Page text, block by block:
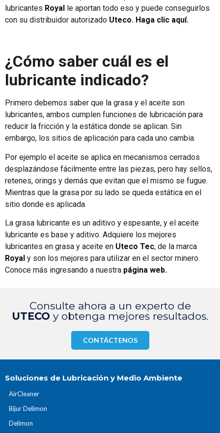
lubricantes Royal
le aportan todo eso y puede conseguirlos
con su distribuidor autorizado Uteco. Haga clic aquí.
¿Cómo saber cuál es el
lubricante indicado?
Primero debemos saber que la grasa y el aceite son
lubricantes, ambos cumplen funciones de lubricación para
reducir la fricción y la estática donde se aplican. Sin
embargo, los sitios de aplicación para cada uno cambia.
Por ejemplo el aceite se aplica en mecanismos cerrados
desplazándose fácilmente entre las piezas, pero hay sellos,
retenes, orings y demás que evitan que el mismo se fugue.
Mientras que la grasa por su lado se queda estática en el
sitio donde es aplicada.
La grasa lubricante es un aditivo y espesante, y el aceite
lubricante es base y aditivo. Adquiere los mejores
lubricantes en grasa y aceite en Uteco Tec, de la marca
Royal y son los mejores para utilizar en el sector minero.
Conoce más ingresando a nuestra página web.
Consulte ahora a un experto de
UTECO y obtenga mejores resultados.
CONTÁCTENOS
Soluciones de Lubricación y Medio Ambiente
AirCleaner
Bijur Delimon
Delimon